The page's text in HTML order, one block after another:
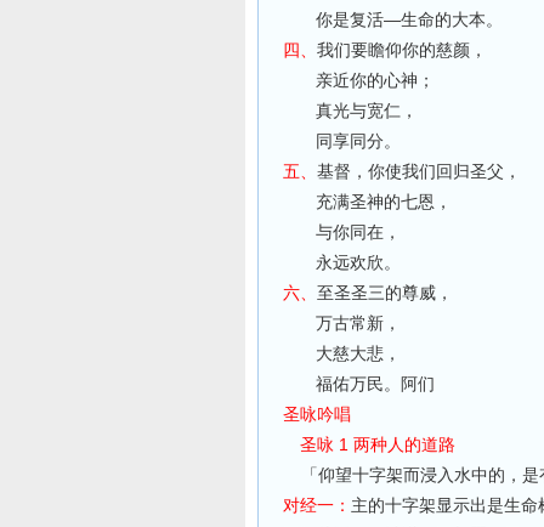
你是复活—生命的大本。
四、 我们要瞻仰你的慈颜，
亲近你的心神；
真光与宽仁，
同享同分。
五、 基督，你使我们回归圣父，
充满圣神的七恩，
与你同在，
永远欢欣。
六、 至圣圣三的尊威，
万古常新，
大慈大悲，
福佑万民。阿们
圣咏吟唱
圣咏 1 两种人的道路
「仰望十字架而浸入水中的，
对经一： 主的十字架显示出是生命